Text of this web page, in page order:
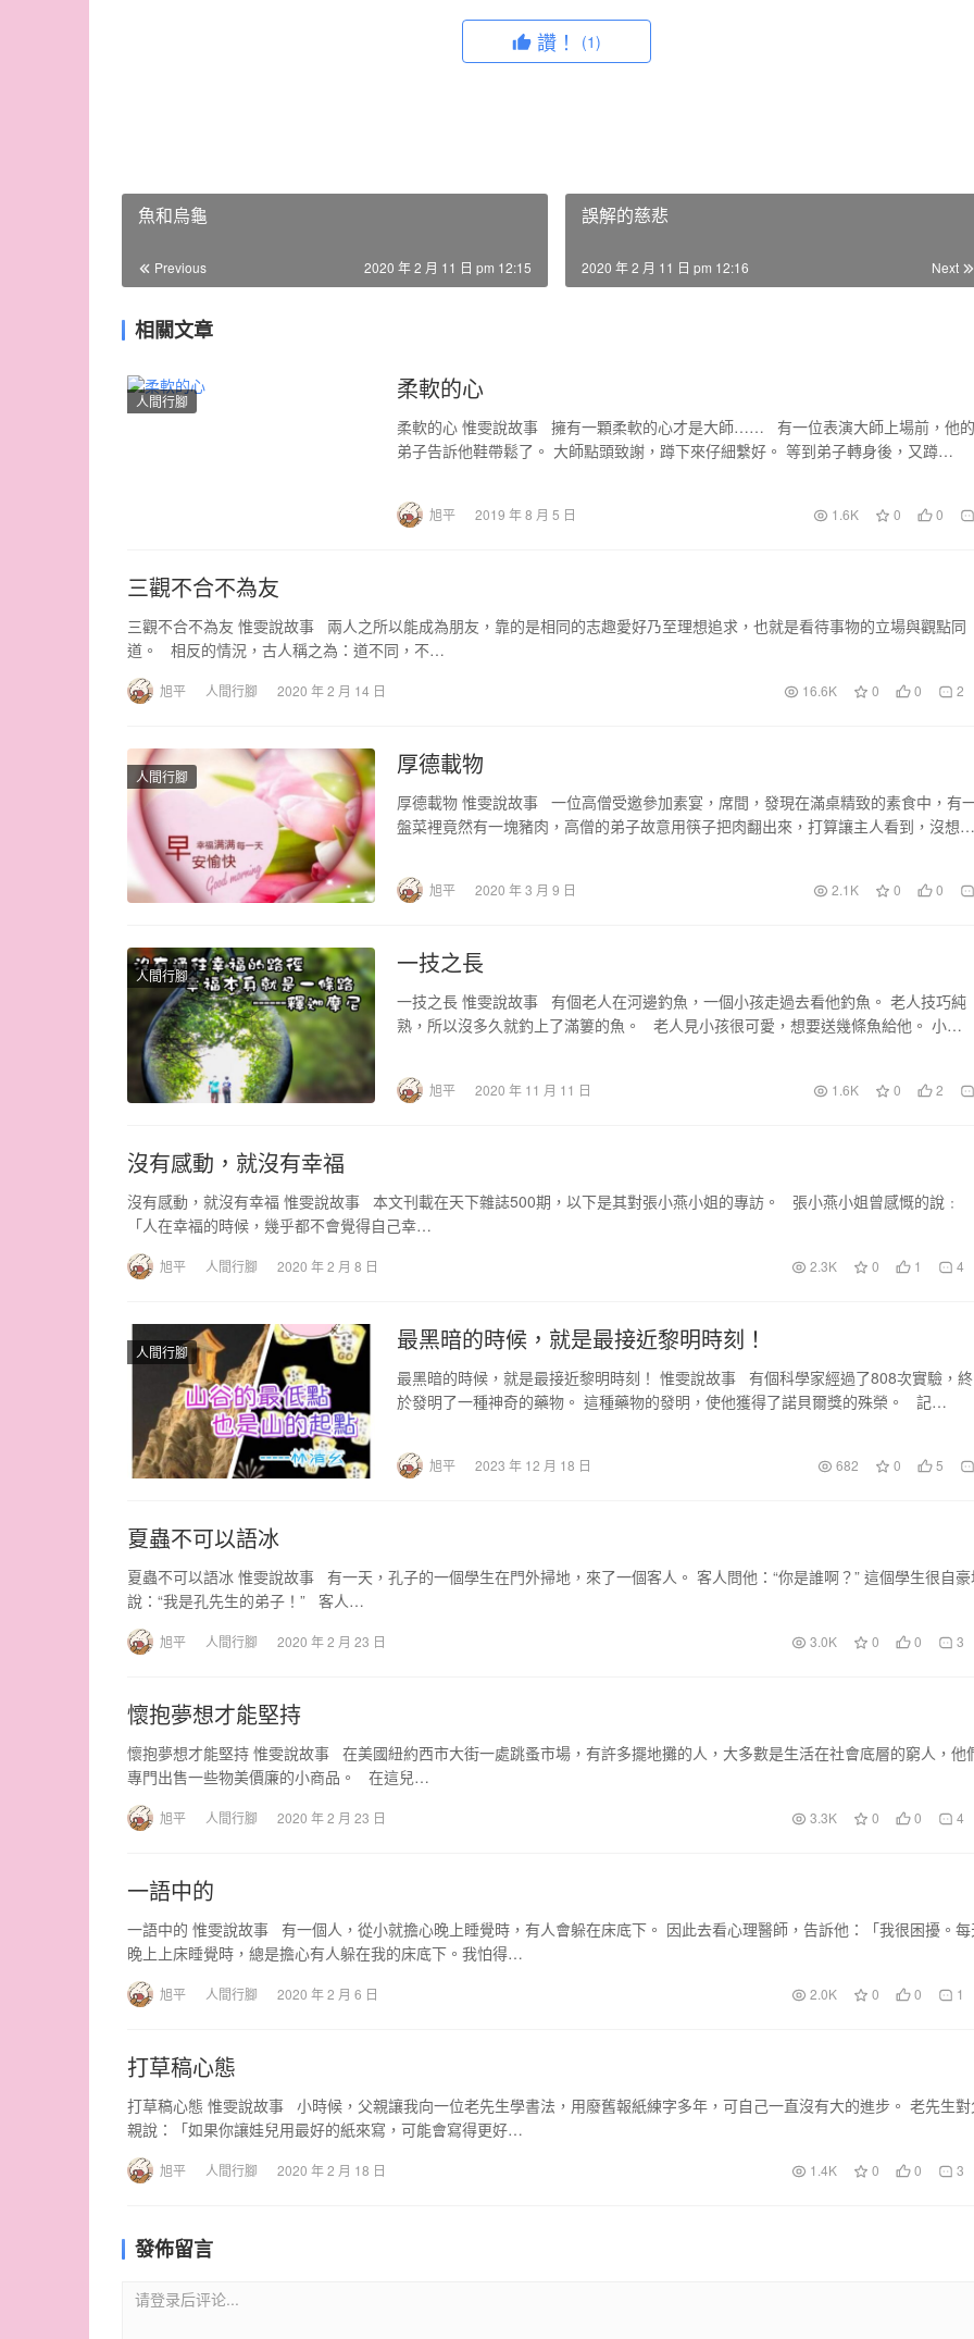
讚！ (1)
魚和烏龜
Previous 2020 年 2 月 11 日 pm 12:15
誤解的慈悲
Next
2020 年 2 月 11 日 pm 12:16
相關文章
人間行腳 柔軟的心
柔軟的心 惟雯說故事 擁有一顆柔軟的心才是大師…… 有一位表演大師上場前，他的
弟子告訴他鞋帶鬆了。 大師點頭致謝，蹲下來仔細繫好。 等到弟子轉身後，又蹲…
旭平 2019 年 8 月 5 日 1.6K 0 0
三觀不合不為友
三觀不合不為友 惟雯說故事 兩人之所以能成為朋友，靠的是相同的志趣愛好乃至理想追求，也就是看待事物的立場與觀點同
道。 相反的情況，古人稱之為：道不同，不…
旭平 人間行腳 2020 年 2 月 14 日 16.6K 0 0 2
人間行腳 厚德載物
厚德載物 惟雯說故事 一位高僧受邀參加素宴，席間，發現在滿桌精致的素食中，有
盤菜裡竟然有一塊豬肉，高僧的弟子故意用筷子把肉翻出來，打算讓主人看到，沒想到
旭平 2020 年 3 月 9 日 2.1K 0 0
人間行腳 一技之長
一技之長 惟雯說故事 有個老人在河邊釣魚，一個小孩走過去看他釣魚。 老人技巧純
熟，所以沒多久就釣上了滿簍的魚。 老人見小孩很可愛，想要送幾條魚給他。 小…
旭平 2020 年 11 月 11 日 1.6K 0 2
沒有感動，就沒有幸福
沒有感動，就沒有幸福 惟雯說故事 本文刊載在天下雜誌500期，以下是其對張小燕小姐的專訪。 張小燕小姐曾感慨的說﹕
「人在幸福的時候，幾乎都不會覺得自己幸…
旭平 人間行腳 2020 年 2 月 8 日 2.3K 0 1 4
人間行腳 最黑暗的時候，就是最接近黎明時刻！
最黑暗的時候，就是最接近黎明時刻！ 惟雯說故事 有個科學家經過了808次實驗，終
於發明了一種神奇的藥物。 這種藥物的發明，使他獲得了諾貝爾獎的殊榮。 記…
旭平 2023 年 12 月 18 日 682 0 5
夏蟲不可以語冰
夏蟲不可以語冰 惟雯說故事 有一天，孔子的一個學生在門外掃地，來了一個客人。 客人問他：“你是誰啊？” 這個學生很自
說：“我是孔先生的弟子！” 客人…
旭平 人間行腳 2020 年 2 月 23 日 3.0K 0 0 3
懷抱夢想才能堅持
懷抱夢想才能堅持 惟雯說故事 在美國紐約西市大街一處跳蚤市場，有許多擺地攤的人，大多數是生活在社會底層的窮人，他
專門出售一些物美價廉的小商品。 在這兒…
旭平 人間行腳 2020 年 2 月 23 日 3.3K 0 0 4
一語中的
一語中的 惟雯說故事 有一個人，從小就擔心晚上睡覺時，有人會躲在床底下。 因此去看心理醫師，告訴他：「我很困擾。
晚上上床睡覺時，總是擔心有人躲在我的床底下。我怕得…
旭平 人間行腳 2020 年 2 月 6 日 2.0K 0 0 1
打草稿心態
打草稿心態 惟雯說故事 小時候，父親讓我向一位老先生學書法，用廢舊報紙練字多年，可自己一直沒有大的進步。 老先生
親說：「如果你讓娃兒用最好的紙來寫，可能會寫得更好…
旭平 人間行腳 2020 年 2 月 18 日 1.4K 0 0 3
發佈留言
请登录后评论...